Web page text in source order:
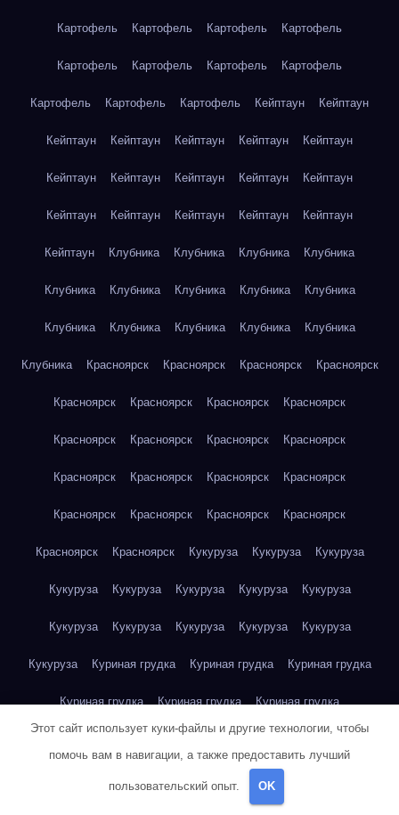
Картофель Картофель Картофель Картофель
Картофель Картофель Картофель Картофель
Картофель Картофель Картофель Кейптаун Кейптаун
Кейптаун Кейптаун Кейптаун Кейптаун Кейптаун
Кейптаун Кейптаун Кейптаун Кейптаун Кейптаун
Кейптаун Кейптаун Кейптаун Кейптаун Кейптаун
Кейптаун Клубника Клубника Клубника Клубника
Клубника Клубника Клубника Клубника Клубника
Клубника Клубника Клубника Клубника Клубника
Клубника Красноярск Красноярск Красноярск Красноярск
Красноярск Красноярск Красноярск Красноярск
Красноярск Красноярск Красноярск Красноярск
Красноярск Красноярск Красноярск Красноярск
Красноярск Красноярск Красноярск Красноярск
Красноярск Красноярск Кукуруза Кукуруза Кукуруза
Кукуруза Кукуруза Кукуруза Кукуруза Кукуруза
Кукуруза Кукуруза Кукуруза Кукуруза Кукуруза
Кукуруза Куриная грудка Куриная грудка Куриная грудка
Куриная грудка Куриная грудка Куриная грудка
Куриная грудка Куриная грудка
Этот сайт использует куки-файлы и другие технологии, чтобы
помочь вам в навигации, а также предоставить лучший
пользовательский опыт. OK